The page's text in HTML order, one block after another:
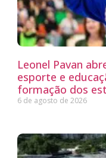
Leonel Pavan
esporte e
formação dos
6 de agosto de 2026